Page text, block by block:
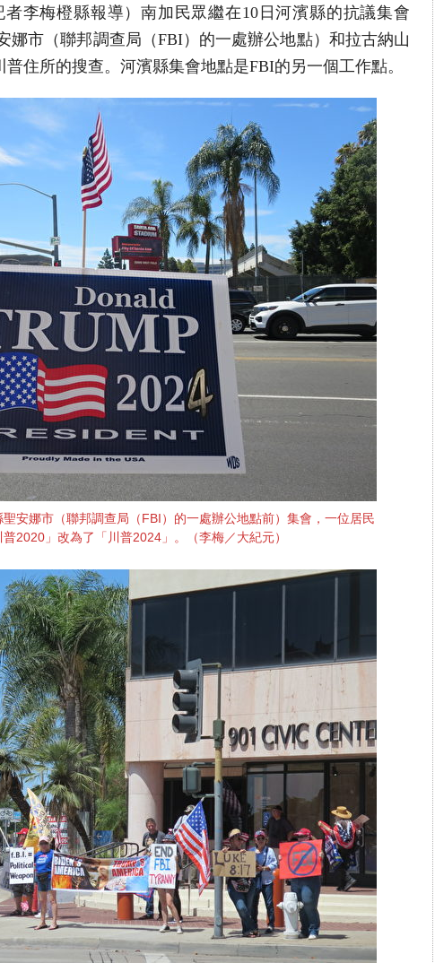
者李梅橙縣報導）南加民眾繼在10日河濱縣的抗議集會
娜市（聯邦調查局（FBI）的一處辦公地點）和拉古納山
住所的搜查。河濱縣集會地點是FBI的另一個工作點。
安娜市（聯邦調查局（FBI）的一處辦公地點前）集會，一位居民
2020」改為了「川普2024」。（李梅／大紀元）